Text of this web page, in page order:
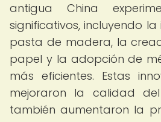
antigua China
significativos, incluyendo
pasta de madera, la
papel y la adopción de
más eficientes. Estas
mejoraron la calidad
también aumentaron la